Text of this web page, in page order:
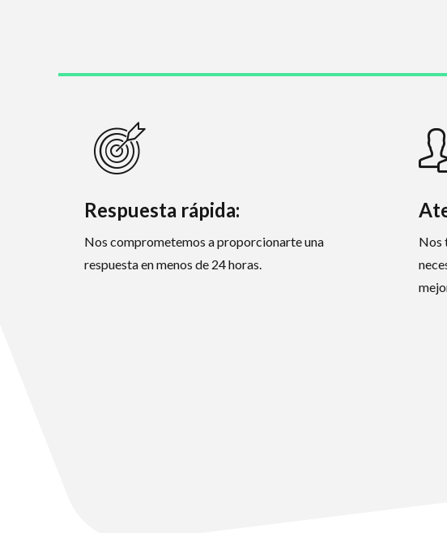
Respuesta rápida:
Nos comprometemos a proporcionarte una
respuesta en menos de 24 horas.
Nos